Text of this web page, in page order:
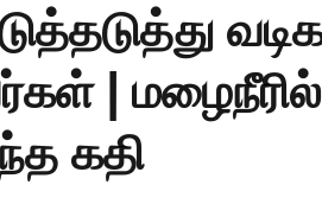
| மழைநீரில்
கதி